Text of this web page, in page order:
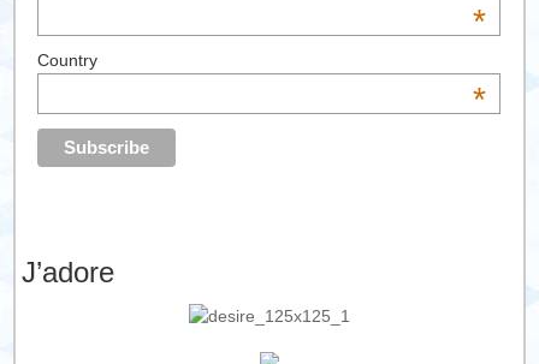
*
Country
*
J’adore